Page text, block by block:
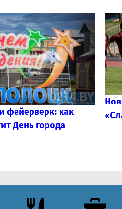
фейерверк: как
День города